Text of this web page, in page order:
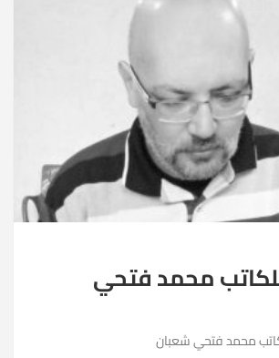
محمد فتحي
محمد فتحي شعبان